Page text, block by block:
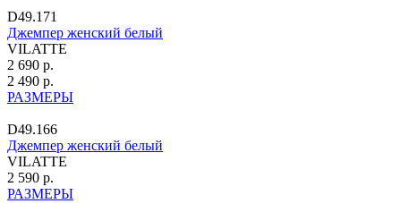
D49.171
Джемпер женский белый
VILATTE
2 690 р.
2 490 р.
РАЗМЕРЫ
D49.166
Джемпер женский белый
VILATTE
2 590 р.
РАЗМЕРЫ